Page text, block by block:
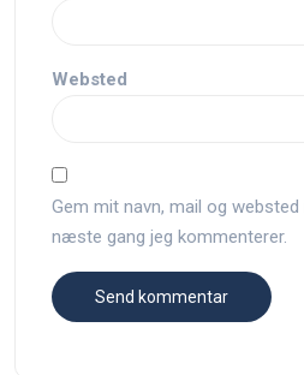
Websted
Gem mit navn, mail og
næste gang jeg kommenterer.